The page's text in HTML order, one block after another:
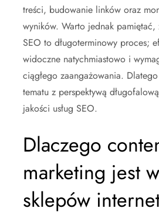
treści, budowanie linków oraz
wyników. Warto jednak pamiętać,
SEO to długoterminowy proces;
widoczne natychmiastowo i
ciągłego zaangażowania.
tematu z perspektywą
jakości usług SEO.
Dlaczego
marketing jest
sklepów